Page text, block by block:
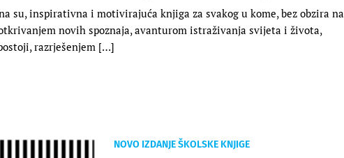
su, inspirativna i motivirajuća knjiga za svakog u kome, bez obzira na
novih spoznaja, avanturom istraživanja svijeta i života,
razrješenjem […]
NOVO IZDANJE ŠKOLSKE KNJIGE